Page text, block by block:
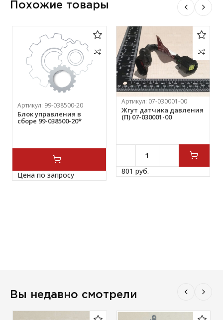
Похожие товары
Артикул: 99-038500-20
Блок управления в
сборе 99-038500-20*
Цена по запросу
Артикул: 07-030001-00
Жгут датчика давления
(П) 07-030001-00
801 руб.
Вы недавно смотрели